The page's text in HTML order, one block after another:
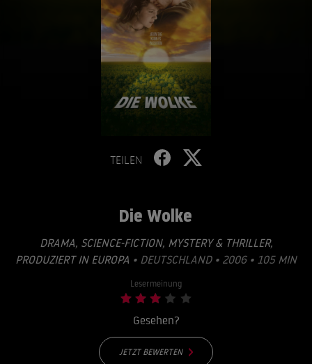
TEILEN
Die Wolke
DRAMA, SCIENCE-FICTION, MYSTERY & THRILLER,
PRODUZIERT IN EUROPA • DEUTSCHLAND • 2006 • 105 MIN
Lesermeinung
Gesehen?
JETZT BEWERTEN